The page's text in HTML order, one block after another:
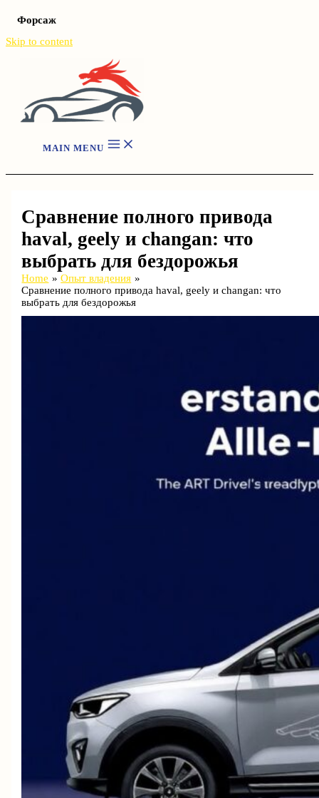
Форсаж
Skip to content
MAIN MENU
Сравнение полного привода
haval, geely и changan: что
выбрать для бездорожья
Home
Опыт владения
Сравнение полного привода haval, geely и changan: что
выбрать для бездорожья